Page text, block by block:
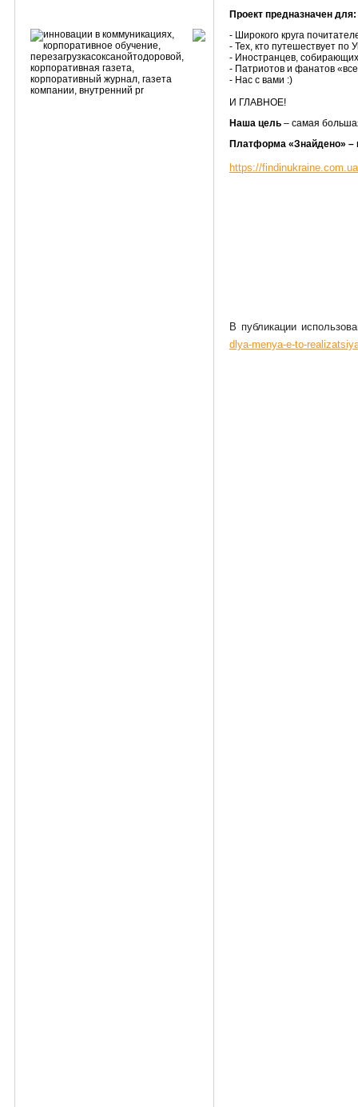
Проект предназначен для:
- Широкого круга
- Тех, кто путешествует по
- Иностранцев,
- Патриотов и фанатов
- Нас с вами :)
И ГЛАВНОЕ!
Наша цель – самая
Платформа «Знайдено» –
https://
В публикации
dlya-menya-e-to-